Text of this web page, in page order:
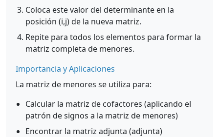
Coloca este valor del determinante en la
posición (i,j) de la nueva matriz.
Repite para todos los elementos para formar la
matriz completa de menores.
Importancia y Aplicaciones
La matriz de menores se utiliza para:
Calcular la matriz de cofactores (aplicando el
patrón de signos a la matriz de menores)
Encontrar la matriz adjunta (adjunta)